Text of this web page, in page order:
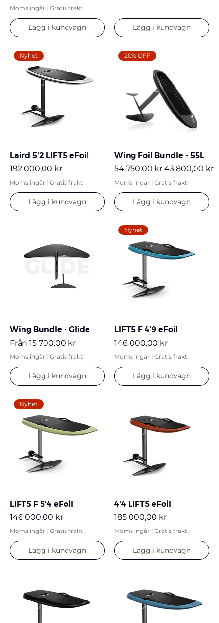
Moms ingår | Gratis frakt
Lägg i kundvagn Lägg i kundvagn
Nyhet
Laird 5'2 LIFT5 eFoil
Pris
192 000,00 kr
Moms ingår | Gratis frakt
Lägg i kundvagn
20% OFF
Wing Foil Bundle - 55L
Ordinarie pris
54 750,00 kr Reapris
43 800,00 kr
Moms ingår | Gratis frakt
Lägg i kundvagn
Wing Bundle - Glide
Från 15 700,00 kr
Reapris
Moms ingår | Gratis frakt
Lägg i kundvagn
Nyhet
LIFT5 F 4'9 eFoil
Pris
146 000,00 kr
Moms ingår | Gratis frakt
Lägg i kundvagn
Nyhet
LIFT5 F 5'4 eFoil
Pris
146 000,00 kr
Moms ingår | Gratis frakt
Lägg i kundvagn
4'4 LIFT5 eFoil
Pris
185 000,00 kr
Moms ingår | Gratis frakt
Lägg i kundvagn